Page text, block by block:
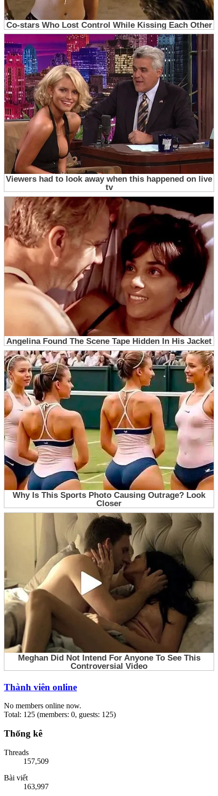
Thành viên online
No members online now.
Total: 125 (members: 0, guests: 125)
Thống kê
Threads
157,509
Bài viết
163,997